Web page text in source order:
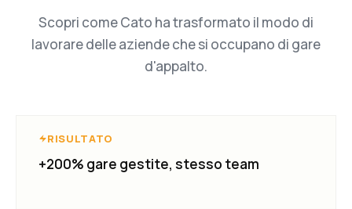
Scopri come Cato ha trasformato il modo di
lavorare delle aziende che si occupano di gare
d'appalto.
RISULTATO
+200% gare gestite, stesso team